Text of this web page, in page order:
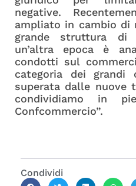
negative.
ampliato in cambio di
grande struttura di
un’altra epoca è
condotti sul
categoria dei grandi
superata dalle nuove
condividiamo in
Confcommercio”.
Condividi